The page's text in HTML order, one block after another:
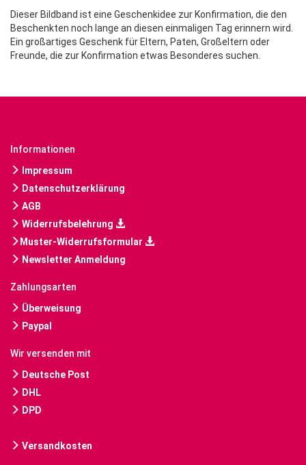
Dieser Bildband ist eine Geschenkidee zur Konfirmation, die den
Beschenkten noch lange an diesen einmaligen Tag erinnern wird.
Ein großartiges Geschenk für Eltern, Paten, Großeltern oder
Freunde, die zur Konfirmation etwas Besonderes suchen.
Informationen
Impressum
Datenschutzerklärung
AGB
Widerrufsbelehrung
Muster-Widerrufsformular
Newsletter Anmeldung
Zahlungsarten
Überweisung
Paypal
Wir versenden mit
Deutsche Post
DHL
DPD
Versandkosten